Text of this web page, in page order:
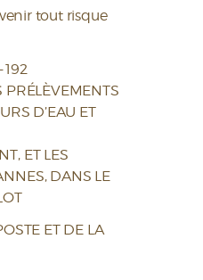
tout risque
192
PRÉLÈVEMENTS
D’EAU ET
ET LES
DANS LE
ET DE LA